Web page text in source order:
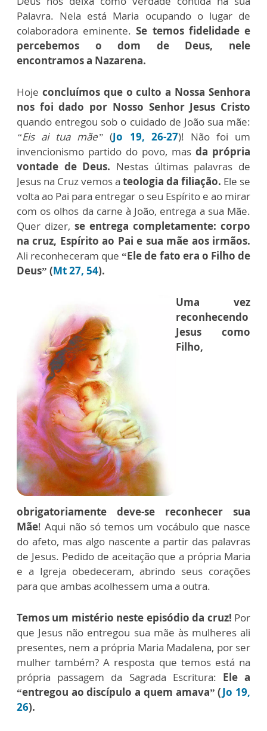
Palavra. Nela está Maria ocupando o lugar de
colaboradora eminente.Se temos fidelidade e
percebemos o dom de Deus, nele
encontramos a Nazarena.
Hoje concluímos que o culto a Nossa Senhora
nos foi dado por Nosso Senhor Jesus Cristo
quando entregou sob o cuidado de João sua mãe:
“Eis ai tua mãe” (Jo 19, 26-27)! Não foi um
invencionismo partido do povo, mas da própria
vontade de Deus. Nestas últimas palavras de
Jesus na Cruz vemos a teologia da filiação. Ele se
volta ao Pai para entregar o seu Espírito e ao mirar
com os olhos da carne à João, entrega a sua Mãe.
Quer dizer, se entrega completamente: corpo
na cruz, Espírito ao Pai e sua mãe aos irmãos.
Ali reconheceram que “Ele de fato era o Filho de
Deus” (Mt 27, 54).
Uma vez
reconhecendo
Jesus como
Filho,
obrigatoriamente deve-se reconhecer sua
Mãe! Aqui não só temos um vocábulo que nasce
do afeto, mas algo nascente a partir das palavras
de Jesus. Pedido de aceitação que a própria Maria
e a Igreja obedeceram, abrindo seus corações
para que ambas acolhessem uma a outra.
Temos um mistério neste episódio da cruz! Por
que Jesus não entregou sua mãe às mulheres ali
presentes, nem a própria Maria Madalena, por ser
mulher também? A resposta que temos está na
própria passagem da Sagrada Escritura: Ele a
“entregou ao discípulo a quem amava” (Jo 19,
26).